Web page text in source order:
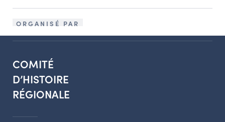
ORGANISÉ PAR
COMITÉ
D’HISTOIRE
RÉGIONALE